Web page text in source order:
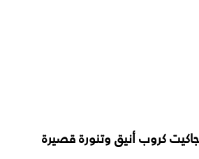
جاكيت كروب أنيق وتنورة قصيرة